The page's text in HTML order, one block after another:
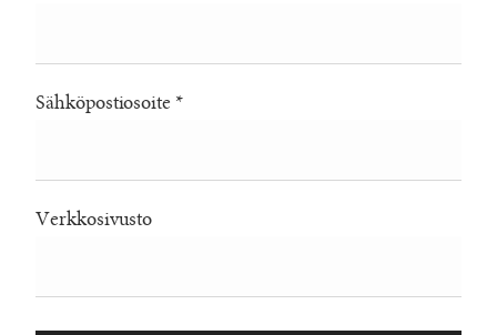
Sähköpostiosoite *
Verkkosivusto